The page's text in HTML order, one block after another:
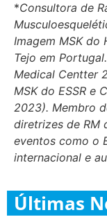
*Consultora de
Imagem MSK do
Tejo em
Medical Centter
MSK do ESSR e
2023). Membro
diretrizes de RM
eventos como o
internacional e
Últimas